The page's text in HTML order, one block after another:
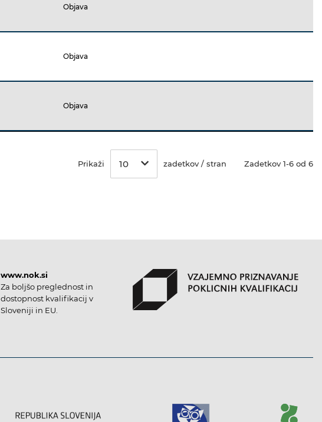
Objava
Objava
Objava
Prikaži 10 zadetkov / stran Zadetkov 1-6 od 6
www.nok.si
Za boljšo preglednost in
dostopnost kvalifikacij v
Sloveniji in EU.